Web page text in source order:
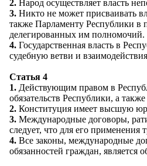
2. Народ осуществляет власть
3. Никто не может присваивать
также Парламенту Республики в
делегированных им полномочий.
4. Государственная власть в
судебную ветви и
Статья 4
1. Действующим правом в
обязательств Республики, а
2. Конституция имеет высшую
3. Международные договоры,
следует, что для его применения
4. Все законы, международные
обязанностей граждан, является